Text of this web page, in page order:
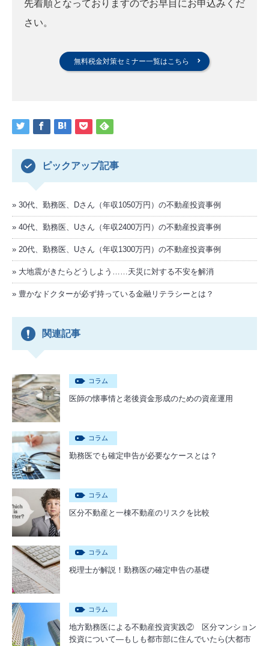
先着順となっておりますのでお早目にお申込みくだ
さい。
無料税金対策セミナー一覧はこちら
ピックアップ記事
30代、勤務医、Dさん（年収1050万円）の不動産投資事例
40代、勤務医、Uさん（年収2400万円）の不動産投資事例
20代、勤務医、Uさん（年収1300万円）の不動産投資事例
大地震がきたらどうしよう……天災に対する不安を解消
豊かなドクターが必ず持っている金融リテラシーとは？
関連記事
コラム
医師の懐事情と老後資金形成のための資産運用
コラム
勤務医でも確定申告が必要なケースとは？
コラム
区分不動産と一棟不動産のリスクを比較
コラム
税理士が解説！勤務医の確定申告の基礎
コラム
地方勤務医による不動産投資実践② 区分マンション
投資について―もしも都市部に住んでいたら(大都市